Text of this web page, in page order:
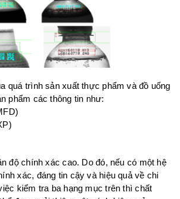
quá trình sản xuất thực phẩm và đồ uống
phẩm các thông tin như:
độ chính xác cao. Do đó, nếu có một hệ
xác, đáng tin cậy và hiệu quả về chi
kiểm tra ba hạng mục trên thì chất